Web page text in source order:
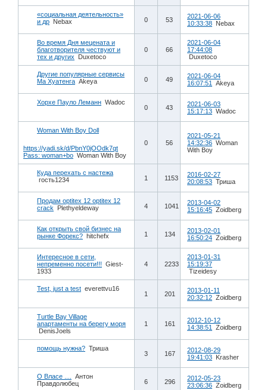
«социальная деятельность»
и др Nebax 0 53
2021-06-06
10:33:38 Nebax
Во время Дня мецената и
благотворителя чествуют и
тех и других
Duxetoco
0 66
2021-06-04
17:44:08
Duxetoco
Другие популярные сервисы
Ма Хуатенга Akeya 0 49
2021-06-04
16:07:51
Akeya
Хорхе Пауло Леманн Wadoc
0 43
2021-06-03
15:17:13 Wadoc
Woman With Boy Doll
https://yadi.sk/d/PbnY0jOOdk7qt
Pass: woman+bo Woman With Boy
0 56
2021-05-21
14:32:36 Woman
With Boy
Куда перехать с настежа
гость1234
1 1153
2016-02-27
20:08:53 Триша
Продам optitex 12 optitex 12
crack
Plethyeldeway 4 1041
2013-04-02
15:16:45 Zoidberg
Как открыть свой бизнес на
рынке Форекс? hitchefx 1 134
2013-02-01
16:50:24 Zoidberg
Интересное в сети,
непременно посети!!! Giest-
1933
4 2233
2013-01-31
15:19:37
Tizeidesy
Test, just a test everettvu16
1 201
2013-01-11
20:32:12 Zoidberg
Turtle Bay Village
апартаменты на берегу моря
DenisJoels
1 161
2012-10-12
14:38:51
Zoidberg
помощь нужна? Триша
3 167
2012-08-29
19:41:03 Krasher
О Власе ....
Антон
Правдолюбец
6 296
2012-05-23
23:06:36 Zoidberg